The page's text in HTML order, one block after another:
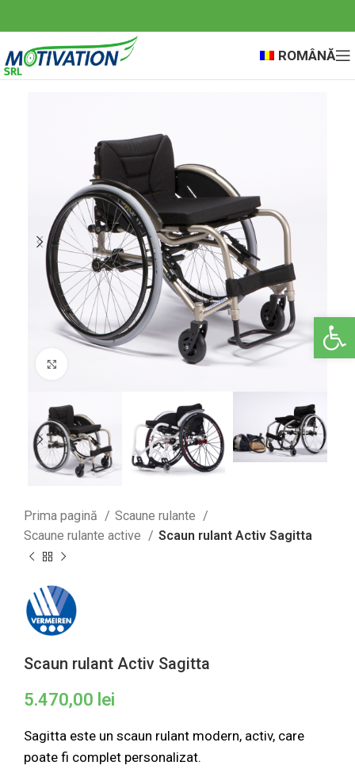
Deschide
ROMÂNĂ
Prima pagină
Scaune rulante
Scaune rulante active
Scaun rulant Activ Sagitta
Scaun rulant Activ Sagitta
5.470,00 lei
Sagitta este un scaun rulant modern, activ, care
poate fi complet personalizat.